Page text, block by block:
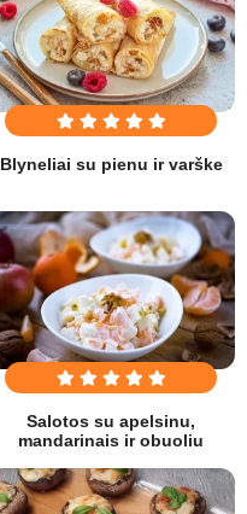
Blyneliai su pienu ir varške
Salotos su apelsinu,
mandarinais ir obuoliu